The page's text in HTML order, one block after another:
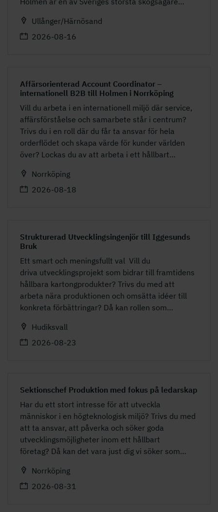
Ullånger/Härnösand
2026-08-16
Affärsorienterad Account Coordinator –
internationell B2B till Holmen i Norrköping
Vill du arbeta i en internationell miljö där service,
affärsförståelse och samarbete står i centrum?
Trivs du i en roll där du får ta ansvar för hela
orderflödet och skapa värde för kunder världen
över? Lockas du av att arbeta i ett hållbart…
Norrköping
2026-08-18
Strukturerad Utvecklingsingenjör till Iggesunds
Bruk
Ett smart och meningsfullt val Vill du
driva utvecklingsprojekt som bidrar till framtidens
hållbara kartongprodukter? Trivs du med att
arbeta nära produktionen och omsätta idéer till
konkreta förbättringar? Då kan rollen som…
Hudiksvall
2026-08-23
Sektionschef Produktion med fokus på ledarskap
Har du ett stort intresse för att utveckla
människor i en högteknologisk miljö? Trivs du med
att ta ansvar, att påverka och söker goda
utvecklingsmöjligheter inom ett hållbart
företag? Då kan det vara just dig vi söker som…
Norrköping
2026-08-31